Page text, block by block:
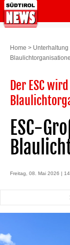
Home > Unterhaltung
Der ESC
ESC-
Freitag, 08. Mai 2026 |